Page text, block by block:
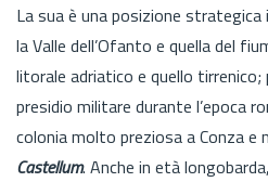
La sua è una posizione
la Valle dell’Ofanto e quella del
litorale adriatico e quello
presidio militare durante l’epoca
colonia molto preziosa a Conza e
Castellum. Anche in età